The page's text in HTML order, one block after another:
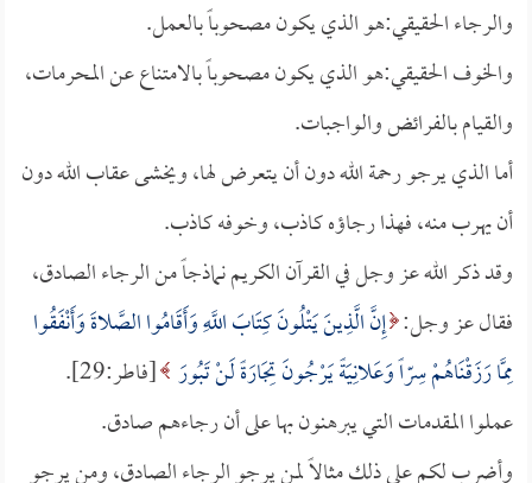
والرجاء الحقيقي:هو الذي يكون مصحوباً بالعمل.
والخوف الحقيقي:هو الذي يكون مصحوباً بالامتناع عن المحرمات،
والقيام بالفرائض والواجبات.
أما الذي يرجو رحمة الله دون أن يتعرض لها، ويخشى عقاب الله دون
أن يهرب منه، فهذا رجاؤه كاذب، وخوفه كاذب.
وقد ذكر الله عز وجل في القرآن الكريم نماذجاً من الرجاء الصادق،
فقال عز وجل: إِنَّ الَّذِينَ يَتْلُونَ كِتَابَ اللَّهِ وَأَقَامُوا الصَّلاةَ وَأَنْفَقُوا
مِمَّا رَزَقْنَاهُمْ سِرّاً وَعَلانِيَةً يَرْجُونَ تِجَارَةً لَنْ تَبُورَ
[فاطر:29].
عملوا المقدمات التي يبرهنون بها على أن رجاءهم صادق.